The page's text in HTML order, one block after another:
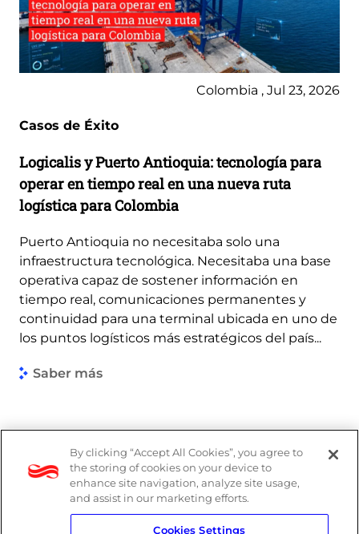
Colombia , Jul 23, 2026
Casos de Éxito
Logicalis y Puerto Antioquia: tecnología para
operar en tiempo real en una nueva ruta
logística para Colombia
Puerto Antioquia no necesitaba solo una
infraestructura tecnológica. Necesitaba una base
operativa capaz de sostener información en
tiempo real, comunicaciones permanentes y
continuidad para una terminal ubicada en uno de
los puntos logísticos más estratégicos del país...
Saber más
By clicking “Accept All Cookies”, you agree to
the storing of cookies on your device to
enhance site navigation, analyze site usage,
and assist in our marketing efforts.
Cookies Settings